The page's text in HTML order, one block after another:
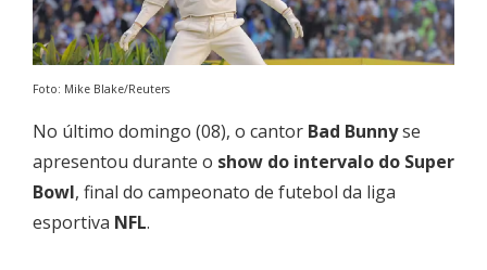
Foto: Mike Blake/Reuters
No último domingo (08), o cantor Bad Bunnyse
apresentou durante o show do intervalo do Super
Bowl, final do campeonato de futebol da liga
esportiva NFL.